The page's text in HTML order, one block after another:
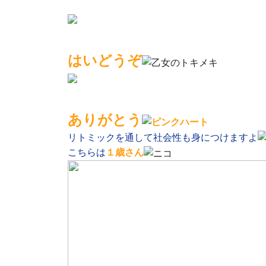
はいどうぞ
ありがとう
リトミックを通して社会性も身につけますよ
こちらは １歳さん